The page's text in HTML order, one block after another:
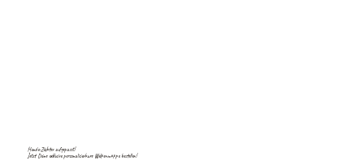
Hunde-Züchter aufgepasst!
Jetzt Deine exklusive personalisierbare Welpenmappe bestellen!